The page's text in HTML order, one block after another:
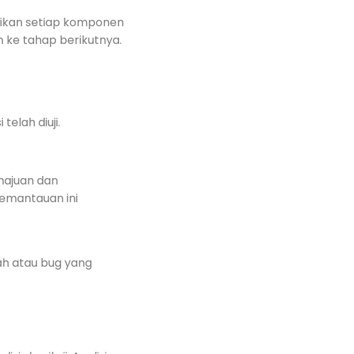
setiap komponen
ke tahap berikutnya.
diuji.
dan
ini
atau bug yang